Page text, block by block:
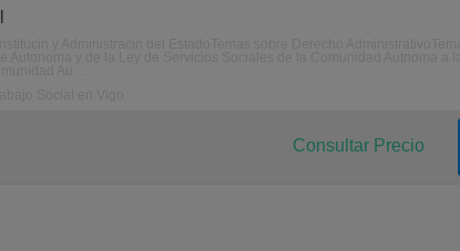
Consultar Precio